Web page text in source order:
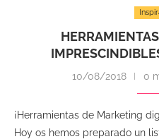
10/08/2018 0
¡Herramientas de Marketing
Hoy os hemos preparado un